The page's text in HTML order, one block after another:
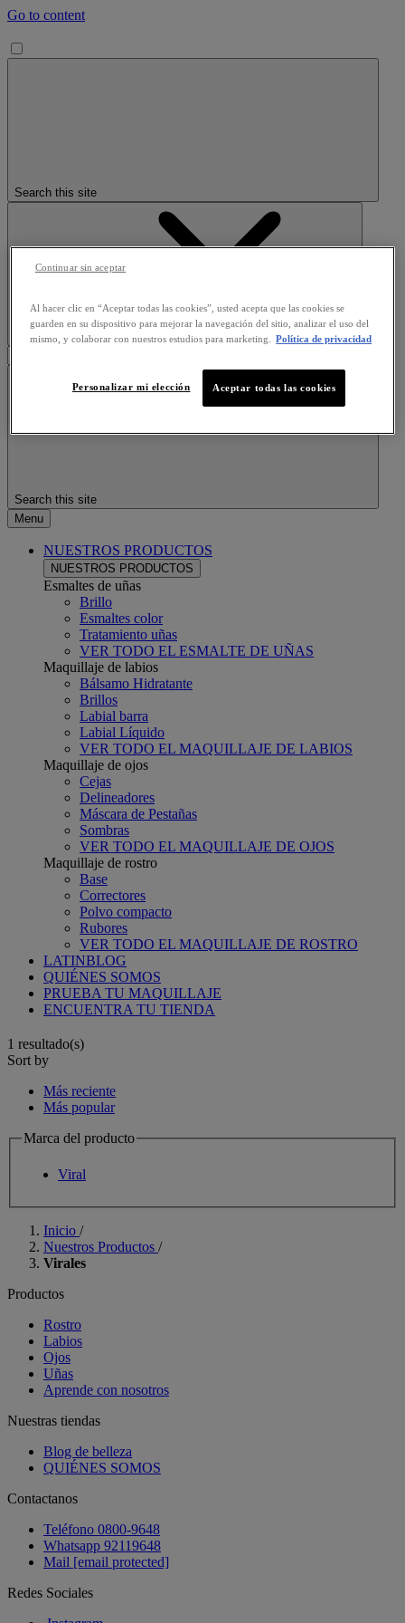
Go to content
Search this site
Clear search
Search this site
Menu
NUESTROS PRODUCTOS
NUESTROS PRODUCTOS
Esmaltes de uñas
Brillo
Esmaltes color
Tratamiento uñas
VER TODO EL ESMALTE DE UÑAS
Maquillaje de labios
Bálsamo Hidratante
Brillos
Labial barra
Labial Líquido
VER TODO EL MAQUILLAJE DE LABIOS
Maquillaje de ojos
Cejas
Delineadores
Máscara de Pestañas
Sombras
VER TODO EL MAQUILLAJE DE OJOS
Maquillaje de rostro
Base
Correctores
Polvo compacto
Rubores
VER TODO EL MAQUILLAJE DE ROSTRO
LATINBLOG
QUIÉNES SOMOS
PRUEBA TU MAQUILLAJE
ENCUENTRA TU TIENDA
1 resultado(s)​
Sort by
Más reciente
Más popular
Marca del producto
Viral
Inicio /
Nuestros Productos /
Virales
Productos
Rostro
Labios
Ojos
Uñas
Aprende con nosotros
Nuestras tiendas
Blog de belleza
QUIÉNES SOMOS
Contactanos
Teléfono 0800-9648
Whatsapp 92119648
Mail [email protected]
Redes Sociales
Al hacer clic en “Aceptar todas las cookies”, usted acepta que las cookies se
guarden en su dispositivo para mejorar la navegación del sitio, analizar el uso del
mismo, y colaborar con nuestros estudios para marketing.
Política de privacidad
Aceptar todas las cookies
Personalizar mi elección
Continuar sin aceptar